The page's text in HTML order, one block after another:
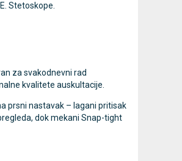
Stetoskope.
za svakodnevni rad
kvalitete auskultacije.
prsni nastavak – lagani pritisak
dok mekani Snap-tight